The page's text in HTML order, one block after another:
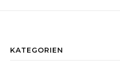
KATEGORIEN